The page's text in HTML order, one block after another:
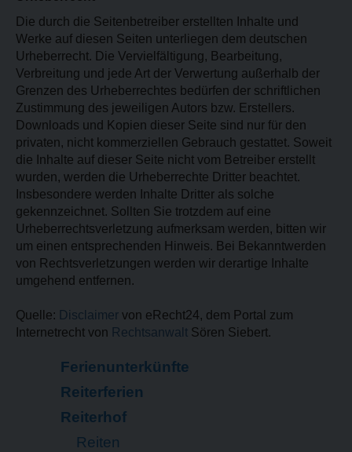
Die durch die Seitenbetreiber erstellten Inhalte und
Werke auf diesen Seiten unterliegen dem deutschen
Urheberrecht. Die Vervielfältigung, Bearbeitung,
Verbreitung und jede Art der Verwertung außerhalb der
Grenzen des Urheberrechtes bedürfen der schriftlichen
Zustimmung des jeweiligen Autors bzw. Erstellers.
Downloads und Kopien dieser Seite sind nur für den
privaten, nicht kommerziellen Gebrauch gestattet. Soweit
die Inhalte auf dieser Seite nicht vom Betreiber erstellt
wurden, werden die Urheberrechte Dritter beachtet.
Insbesondere werden Inhalte Dritter als solche
gekennzeichnet. Sollten Sie trotzdem auf eine
Urheberrechtsverletzung aufmerksam werden, bitten wir
um einen entsprechenden Hinweis. Bei Bekanntwerden
von Rechtsverletzungen werden wir derartige Inhalte
umgehend entfernen.
Quelle: Disclaimer von eRecht24, dem Portal zum
Internetrecht von Rechtsanwalt Sören Siebert.
Ferienunterkünfte
Reiterferien
Reiterhof
Reiten